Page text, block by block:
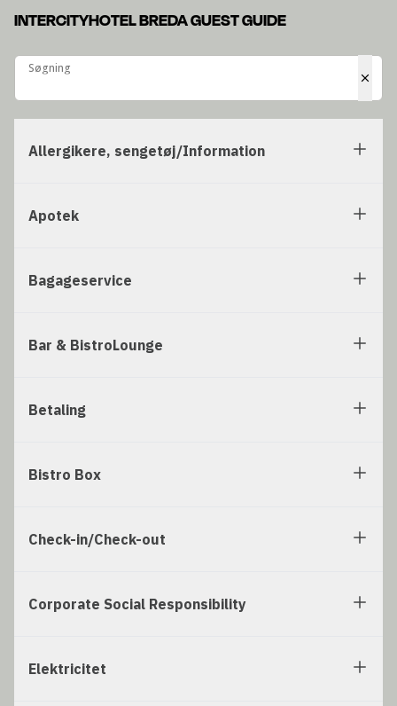
INTERCITYHOTEL BREDA GUEST GUIDE
Søgning
Søgning
Allergikere, sengetøj/Information
Apotek
Bagageservice
Bar & BistroLounge
Betaling
Bistro Box
Check-in/Check-out
Corporate Social Responsibility
Elektricitet